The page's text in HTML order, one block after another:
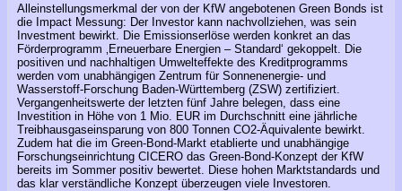
Alleinstellungsmerkmal der von der KfW angebotenen Green Bonds ist
die Impact Messung: Der Investor kann nachvollziehen, was sein
Investment bewirkt. Die Emissionserlöse werden konkret an das
Förderprogramm ‚Erneuerbare Energien – Standard‘ gekoppelt. Die
positiven und nachhaltigen Umwelteffekte des Kreditprogramms
werden vom unabhängigen Zentrum für Sonnenenergie- und
Wasserstoff-Forschung Baden-Württemberg (ZSW) zertifiziert.
Vergangenheitswerte der letzten fünf Jahre belegen, dass eine
Investition in Höhe von 1 Mio. EUR im Durchschnitt eine jährliche
Treibhausgaseinsparung von 800 Tonnen CO2-Äquivalente bewirkt.
Zudem hat die im Green-Bond-Markt etablierte und unabhängige
Forschungseinrichtung CICERO das Green-Bond-Konzept der KfW
bereits im Sommer positiv bewertet. Diese hohen Marktstandards und
das klar verständliche Konzept überzeugen viele Investoren.